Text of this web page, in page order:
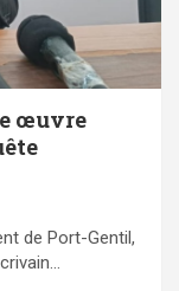
œuvre
de Port-Gentil,